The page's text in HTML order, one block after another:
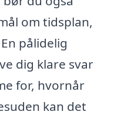
om tidsplan,
pålidelig
dig klare svar
for, hvornår
kan det